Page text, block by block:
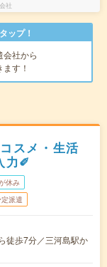
社
ップ！
会社から
す！
スメ・生活
力✐
休み
派遣
徒歩7分／三河島駅か